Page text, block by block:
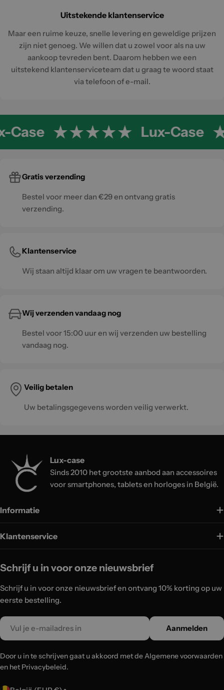
Uitstekende klantenservice
Maar een ruime keuze, snelle levering en geweldige prijzen
zijn niet genoeg. We willen dat u zowel voor als na uw
aankoop tevreden bent. Daarom hebben we een
uitstekend klantenserviceteam dat u graag te woord staat
via telefoon of e-mail.
Case Lux-Case
Gratis verzending
Bestel voor meer dan €29 en ontvang gratis
verzending.
Klantenservice
Wij staan altijd klaar om uw vragen te beantwoorden.
Wij verzenden vandaag nog
Bestel voor 15:00 uur en wij verzenden uw bestelling
vandaag nog.
Veilig betalen
Uw betalingsgegevens worden veilig verwerkt.
Lux-case
Sinds 2010 het grootste aanbod aan accessoires
voor smartphones, tablets en horloges in België.
Informatie
Klantenservice
Schrijf u in voor onze nieuwsbrief
Schrijf u in voor onze nieuwsbrief en ontvang 10% korting op uw
eerste bestelling.
Email
Aanmelden
Door u in te schrijven gaat u akkoord met de Algemene voorwaarden
en het Privacybeleid.